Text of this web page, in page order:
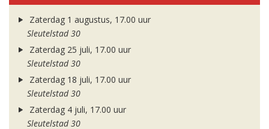
Zaterdag 1 augustus, 17.00 uur
Sleutelstad 30
Zaterdag 25 juli, 17.00 uur
Sleutelstad 30
Zaterdag 18 juli, 17.00 uur
Sleutelstad 30
Zaterdag 4 juli, 17.00 uur
Sleutelstad 30